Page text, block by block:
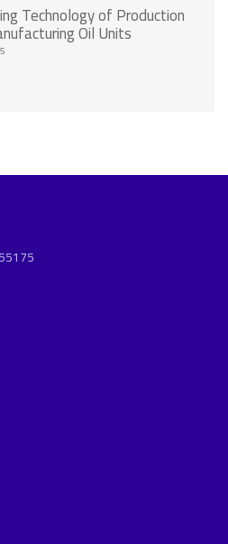
Technology of Production
Oil Units